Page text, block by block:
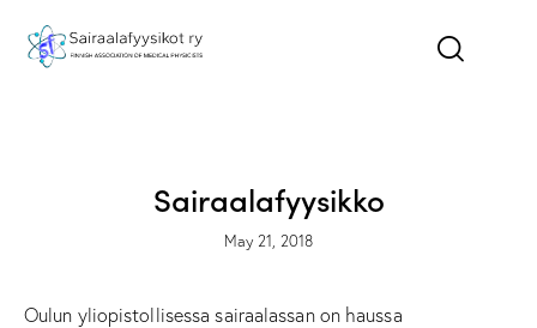
Sairaalafyysikko
May 21, 2018
Oulun yliopistollisessa sairaalassan on haussa